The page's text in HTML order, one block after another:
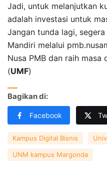
Jadi, untuk melanjutkan
adalah investasi untuk
Jangan tunda lagi,
Mandiri melalui
Nusa PMB dan raih masa
(UMF)
Bagikan di:
Facebook
Kampus Digital Bisnis
UNM kampus Margonda